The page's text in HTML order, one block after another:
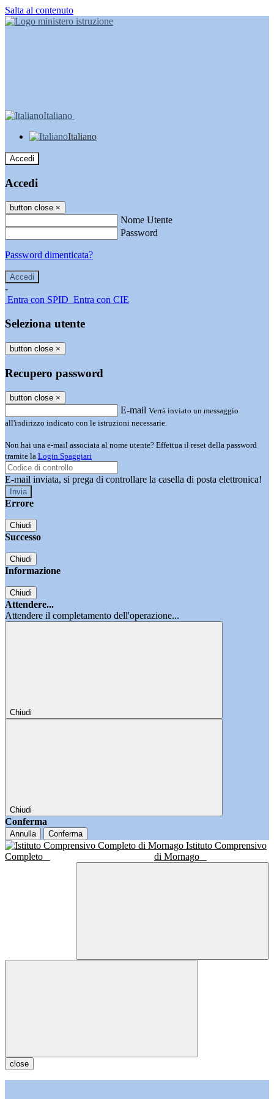
Salta al contenuto
Italiano
Italiano
Accedi
Accedi
button close ×
Nome Utente
Password
Password dimenticata?
-
Entra con SPID Entra con CIE
Seleziona utente
button close ×
Recupero password
button close ×
E-mail Verrà inviato un messaggio
all'indirizzo indicato con le istruzioni necessarie.
Non hai una e-mail associata al nome utente? Effettua il reset della password
tramite la Login Spaggiari
E-mail inviata, si prega di controllare la casella di posta elettronica!
Errore
Chiudi
Successo
Chiudi
Informazione
Chiudi
Attendere...
Attendere il completamento dell'operazione...
Chiudi
Chiudi
Conferma
Annulla Conferma
Istituto Comprensivo
Completo
di Mornago
close